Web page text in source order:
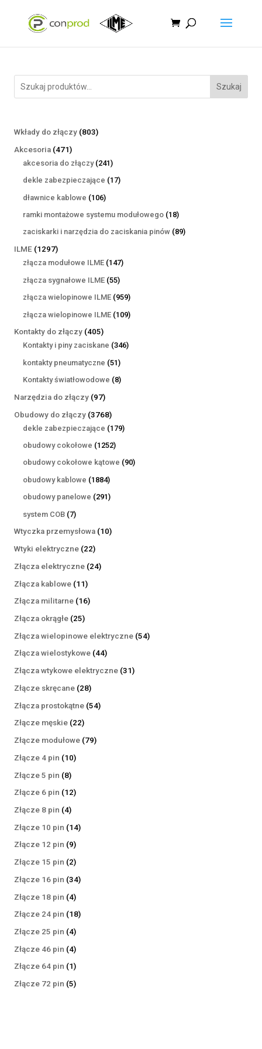
Szukaj
Wkłady do złączy 803803
Akcesoria 471471
produktów
akcesoria do złączy 241241
produktów
dekle zabezpieczające 1717
dławnice kablowe 106106
produktów
ramki montażowe systemu modułowego 1818
produktów
zaciskarki i narzędzia do zaciskania pinów 8989
ILME 12971297
produktów
złącza modułowe ILME 147147
złącza sygnałowe ILME 5555
produktów
złącza wielopinowe ILME 959959
produktów
złącza wielopinowe ILME 109109
Kontakty do złączy 405405
produktów
Kontakty i piny zaciskane 346346
kontakty pneumatyczne 5151
produktów
Kontakty światłowodowe 88
Narzędzia do złączy 9797
produktów
Obudowy do złączy 37683768
produktów
dekle zabezpieczające 179179
obudowy cokołowe 12521252
produkty
obudowy cokołowe kątowe 9090
obudowy kablowe 18841884
produkty
obudowy panelowe 291291
system COB 77
produktów
Wtyczka przemysłowa 1010
Wtyki elektryczne 2222
produkty
Złącza elektryczne 2424
Złącza kablowe 1111
produktów
Złącza militarne 1616
Złącza okrągłe 2525
produktów
Złącza wielopinowe elektryczne 5454
Złącza wielostykowe 4444
produkty
Złącza wtykowe elektryczne 3131
Złącze skręcane 2828
produktów
Złącza prostokątne 5454
Złącze męskie 2222
produkty
Złącze modułowe 7979
Złącze 4 pin 1010
Złącze 5 pin 88
produktów
Złącze 6 pin 1212
Złącze 8 pin 44
produkty
Złącze 10 pin 1414
Złącze 12 pin 99
produktów
Złącze 15 pin 22
produkty
Złącze 16 pin 3434
Złącze 18 pin 44
produkty
Złącze 24 pin 1818
Złącze 25 pin 44
produkty
Złącze 46 pin 44
produkty
Złącze 64 pin 11
produkt
Złącze 72 pin 55